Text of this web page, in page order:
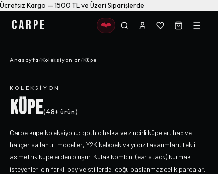
Ücretsiz Kargo — 1500 TL ve Üzeri Siparişlerde
CARPE
Anasayfa/Koleksiyonlar/Küpe
KOLEKSIYON
KÜPE(48+ ürün)
Carpe küpe koleksiyonu; gothic halka ve zincirli küpeler, haç ve
hançer sallantılı modeller, Y2K kelebek ve yıldız tasarımları, tekli
asimetrik küpelerden oluşur. Kulak kombini (ear stack) kurmak
isteyenler için farklı boy ve stillerde, çoğu paslanmaz çelik parçalar.